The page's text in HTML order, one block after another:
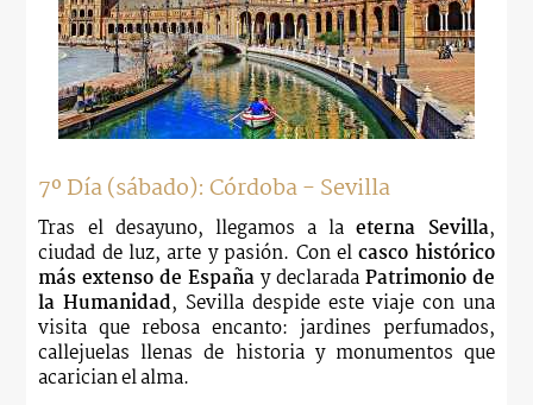
7º Día (sábado): Córdoba - Sevilla
Tras el desayuno, llegamos a laeterna Sevilla,
ciudad de luz, arte y pasión. Con elcasco histórico
más extenso de España y declarada Patrimonio de
la Humanidad, Sevilla despide este viaje con una
visita que rebosa encanto: jardines perfumados,
callejuelas llenas de historia y monumentos que
acarician el alma.